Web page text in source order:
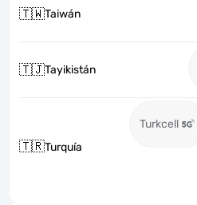
🇹🇼Taiwán
🇹🇯Tayikistán
🇹🇷Turquía
Turkcell